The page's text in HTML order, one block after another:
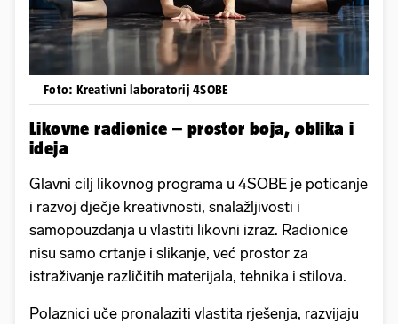
Foto: Kreativni laboratorij 4SOBE
Likovne radionice – prostor boja, oblika i
ideja
Glavni cilj likovnog programa u 4SOBE je poticanje
i razvoj dječje kreativnosti, snalažljivosti i
samopouzdanja u vlastiti likovni izraz. Radionice
nisu samo crtanje i slikanje, već prostor za
istraživanje različitih materijala, tehnika i stilova.
Polaznici uče pronalaziti vlastita rješenja, razvijaju